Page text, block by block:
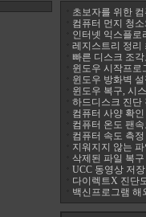
초보자를 위한
컴퓨터 먼지 청
인터넷 익스플로
레지스트리 정리
빠른 디스크 조
윈도우 시작프로
윈도우 방화벽 설
윈도우 복구, 시
하드디스크 진단
컴퓨터 사양 확인
컴퓨터 온도 팬
컴퓨터 속도 측
지워지지 않는
삭제된 파일 복
UCC 동영상 저
다이렉트X 진단
백신프로그램 해